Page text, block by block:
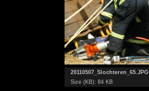
20110507_Slochteren_65.JPG
Size (KB): 84 KB